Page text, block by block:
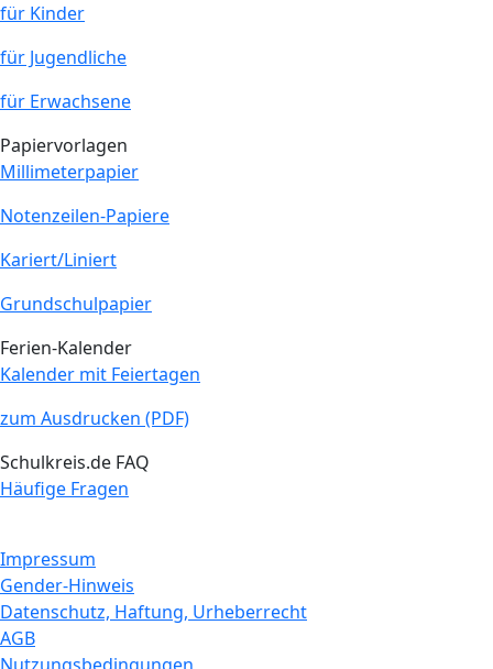
für Kinder
für Jugendliche
für Erwachsene
Papiervorlagen
Millimeterpapier
Notenzeilen-Papiere
Kariert/Liniert
Grundschulpapier
Ferien-Kalender
Kalender mit Feiertagen
zum Ausdrucken (PDF)
Schulkreis.de FAQ
Häufige Fragen
Impressum
Gender-Hinweis
Datenschutz, Haftung, Urheberrecht
AGB